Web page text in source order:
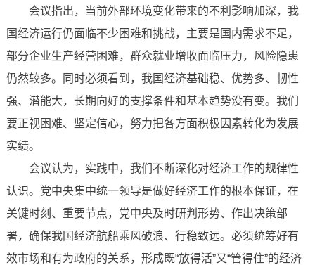
会议指出，当前外部环境变化带来的不利影响加深，我
国经济运行仍面临不少困难和挑战，主要是国内需求不足，
部分企业生产经营困难，群众就业增收面临压力，风险隐患
仍然较多。同时必须看到，我国经济基础稳、优势多、韧性
强、潜能大，长期向好的支撑条件和基本趋势没有变。我们
要正视困难、坚定信心，努力把各方面积极因素转化为发展
实绩。
会议认为，实践中，我们不断深化对经济工作的规律性
认识。党中央集中统一领导是做好经济工作的根本保证，在
关键时刻、重要节点，党中央及时研判形势、作出决策部
署，确保我国经济航船乘风破浪、行稳致远。必须统筹好有
效市场和有为政府的关系，形成既“放得活”又“管得住”的经济